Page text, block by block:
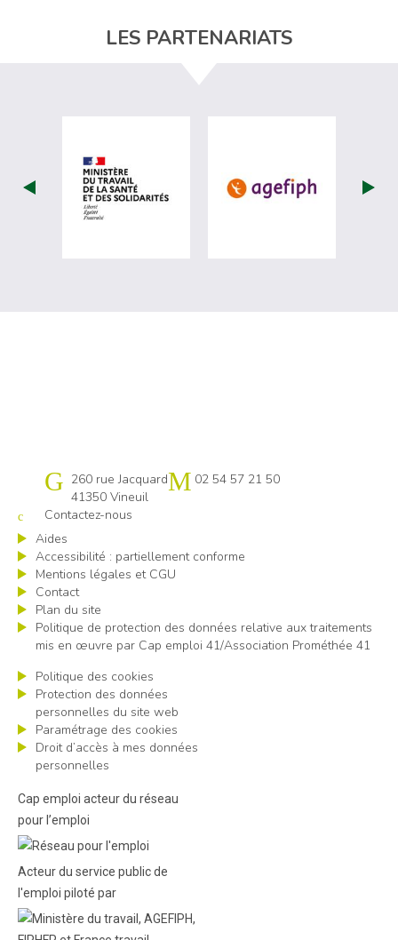
LES PARTENARIATS
visiter les site de Ministère du travail
visiter les
Cap emploi 41
260 rue Jacquard
41350 Vineuil
02 54 57 21 50
Contactez-nous
Aides
Accessibilité : partiellement conforme
Mentions légales et CGU
Contact
Plan du site
Politique de protection des données relative aux traitements
mis en œuvre par Cap emploi 41/Association Prométhée 41
Politique des cookies
Protection des données
personnelles du site web
Paramétrage des cookies
Droit d’accès à mes données
personnelles
Cap emploi acteur du réseau
pour l’emploi
Acteur du service public de
l'emploi piloté par